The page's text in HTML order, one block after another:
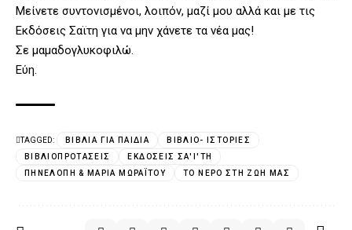
Μείνετε συντονισμένοι, λοιπόν, μαζί μου αλλά και με τις
Εκδόσεις Σαϊτη για να μην χάνετε τα νέα μας!
Σε μαμαδογλυκοφιλώ.
Εύη.
TAGGED: ΒΙΒΛΊΑ ΓΙΑ ΠΑΙΔΙΆ
ΒΙΒΛΙΟ- ΙΣΤΟΡΊΕΣ
ΒΙΒΛΙΟΠΡΟΤΆΣΕΙΣ
ΕΚΔΌΣΕΙΣ ΣΑ'Ί'ΤΗ
ΠΗΝΕΛΌΠΗ & ΜΑΡΊΑ ΜΩΡΑΪΤΟΥ
ΤΟ ΝΕΡΌ ΣΤΗ ΖΩΉ ΜΑΣ